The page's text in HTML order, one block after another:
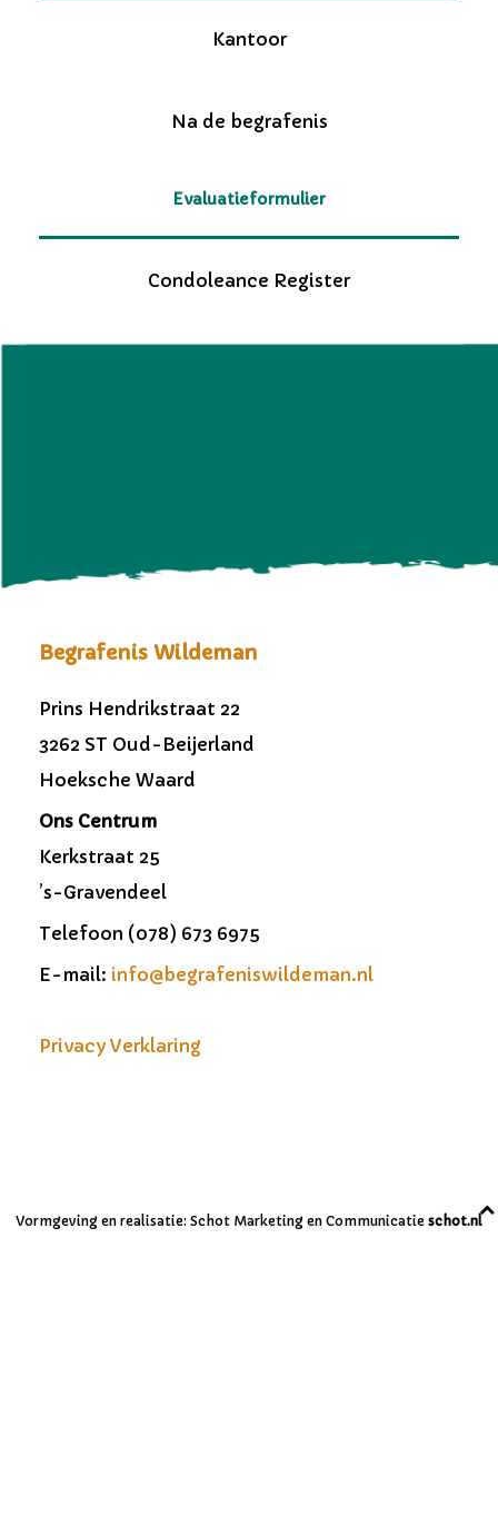
Kantoor
Na de begrafenis
Evaluatieformulier
Condoleance Register
Begrafenis Wildeman
Prins Hendrikstraat 22
3262 ST Oud-Beijerland
Hoeksche Waard
Ons Centrum
Kerkstraat 25
’s-Gravendeel
Telefoon (078) 673 6975
E-mail: info@begrafeniswildeman.nl
Privacy Verklaring
Vormgeving en realisatie: Schot Marketing en Communicatie schot.nl